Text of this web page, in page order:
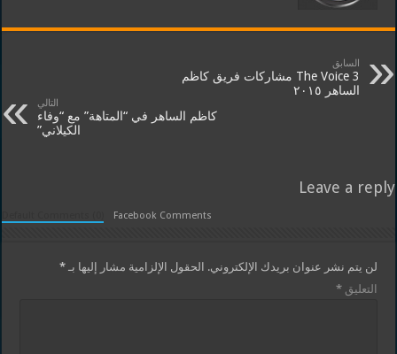
السابق
The Voice 3 مشاركات فريق كاظم
الساهر ٢٠١٥
التالي
كاظم الساهر في “المتاهة” مع “وفاء
الكيلاني”
Leave a reply
Facebook Comments
لن يتم نشر عنوان بريدك الإلكتروني. الحقول الإلزامية مشار إليها بـ*
التعليق*